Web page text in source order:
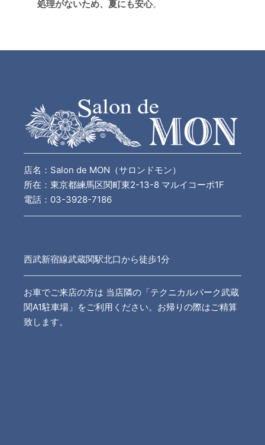
処理がないため、夏にも安心。
店名：Salon de MON（サロンドモン）
所在：東京都練馬区関町東2-13-8 マルイコーポ1F
電話：03-3928-7186
西武新宿線武蔵関駅北口から徒歩1分
お車でご来店の方は 当店隣の「テクニカルパーク武蔵
関A1駐車場」をご利用ください。お帰りの際はご精算
致します。